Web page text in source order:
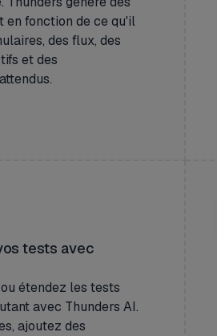
en fonction de ce qu'il
des flux, des
et des
tests avec
étendez les tests
avec Thunders AI.
ajoutez des